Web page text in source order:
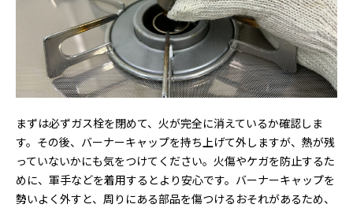
まずは必ずガス栓を閉めて、火が完全に消えているか確認しま
す。その後、バーナーキャップを持ち上げて外しますが、熱が残
っていないかにも気をつけてください。火傷やケガを防止するた
めに、軍手などを着用するとより安心です。バーナーキャップを
勢いよく外すと、周りにある部品を傷つけるおそれがあるため、